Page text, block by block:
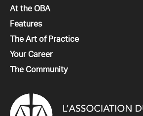
Tous
At the OBA
Tous
Features
Tous
The Art of Practice
Tous
Your Career
Tous
The Community